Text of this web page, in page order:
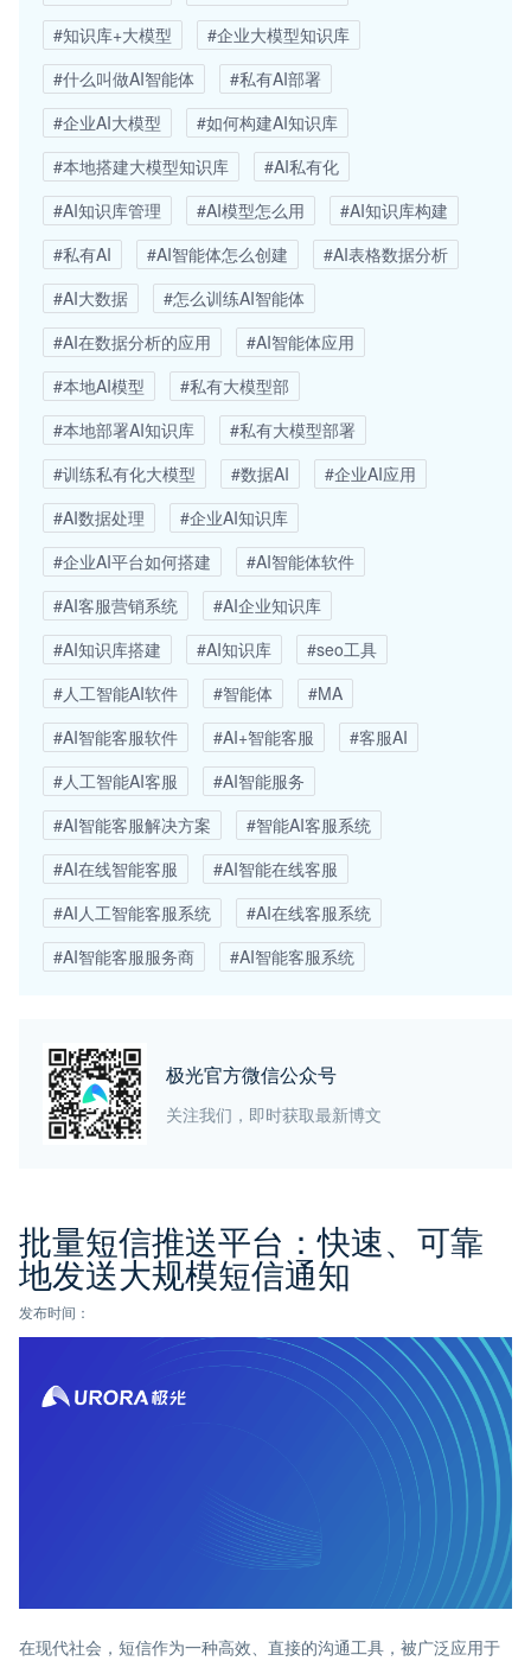
批量短信推送平台：快速、可靠
地发送大规模短信通知
发布时间：
在现代社会，短信作为一种高效、直接的沟通工具，被广泛应用于
#知识库+大模型
#企业大模型知识库
#什么叫做AI智能体
#私有AI部署
#企业AI大模型
#如何构建AI知识库
#本地搭建大模型知识库
#AI私有化
#AI知识库管理
#AI模型怎么用
#AI知识库构建
#私有AI
#AI智能体怎么创建
#AI表格数据分析
#AI大数据
#怎么训练AI智能体
#AI在数据分析的应用
#AI智能体应用
#本地AI模型
#私有大模型部
#本地部署AI知识库
#私有大模型部署
#训练私有化大模型
#数据AI
#企业AI应用
#AI数据处理
#企业AI知识库
#企业AI平台如何搭建
#AI智能体软件
#AI客服营销系统
#AI企业知识库
#AI知识库搭建
#AI知识库
#seo工具
#人工智能AI软件
#智能体
#MA
#AI智能客服软件
#AI+智能客服
#客服AI
#人工智能AI客服
#AI智能服务
#AI智能客服解决方案
#智能AI客服系统
#AI在线智能客服
#AI智能在线客服
#AI人工智能客服系统
#AI在线客服系统
#AI智能客服服务商
#AI智能客服系统
极光官方微信公众号
关注我们，即时获取最新博文